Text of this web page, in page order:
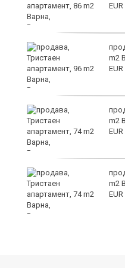
EUR
m2
EUR
m2
EUR
m2
EUR